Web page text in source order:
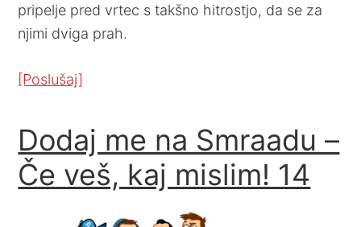
pripelje pred vrtec s takšno hitrostjo, da se za
njimi dviga prah.
[Poslušaj]
Dodaj me na Smraadu –
Če veš, kaj mislim! 14